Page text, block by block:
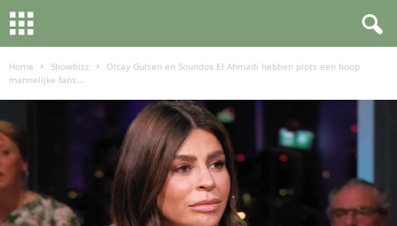
Home Showbizz
Olcay Gulsen en Soundos El Ahmadi hebben plots een hoop
mannelijke fans...